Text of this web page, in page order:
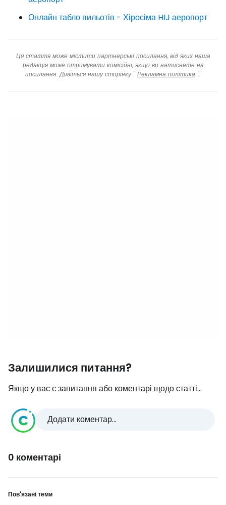
Онлайн табло вильотів - Хіросіма HIJ аеропорт
Ця стаття може містити партнерські посилання, від яких наша
редакція може отримувати комісійні, якщо ви натиснете на
посилання. Дивіться нашу сторінку " Рекламна політика ".
Залишилися питання?
Якщо у вас є запитання або коментарі щодо статті...
Додати коментар...
0 коментарі
Пов'язані теми